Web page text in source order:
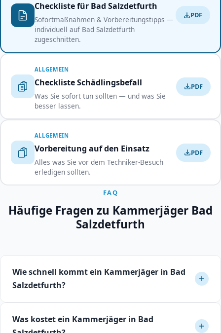
Checkliste für Bad Salzdetfurth
Sofortmaßnahmen & Vorbereitungstipps —
individuell auf Bad Salzdetfurth
zugeschnitten.
PDF
ALLGEMEIN
Checkliste Schädlingsbefall
Was Sie sofort tun sollten — und was Sie
besser lassen.
PDF
ALLGEMEIN
Vorbereitung auf den Einsatz
Alles was Sie vor dem Techniker-Besuch
erledigen sollten.
PDF
FAQ
Häufige Fragen zu Kammerjäger Bad
Salzdetfurth
Wie schnell kommt ein Kammerjäger in Bad
Salzdetfurth?
der Regel innerhalb von 24 bis 48 Stunden einen Termin
Was kostet ein Kammerjäger in Bad